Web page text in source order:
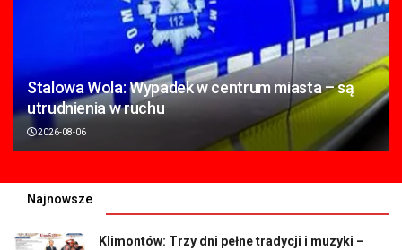
Stalowa Wola: Wypadek w centrum miasta – są
utrudnienia w ruchu
2026-08-06
Najnowsze
Klimontów: Trzy dni pełne tradycji i muzyki –